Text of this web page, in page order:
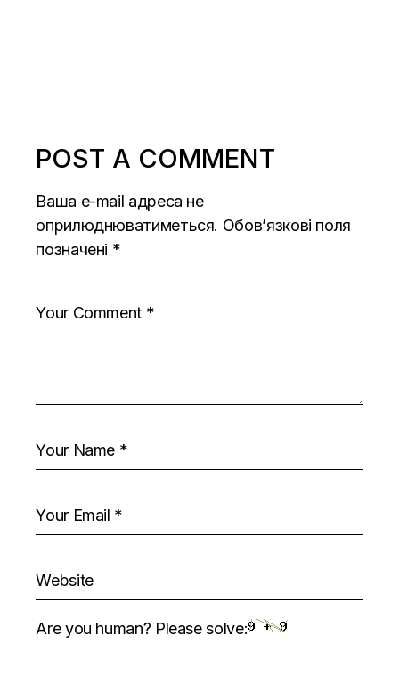
POST A COMMENT
Ваша e-mail адреса не
оприлюднюватиметься. Обов’язкові поля
позначені *
Are you human? Please solve: